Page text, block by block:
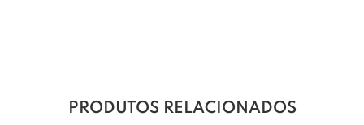
PRODUTOS RELACIONADOS